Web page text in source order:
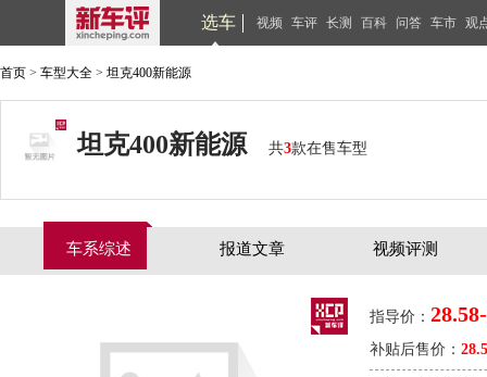
选车 视频 车评 长测 百科 问答 车市 观
首页 > 车型大全 > 坦克400新能源
坦克400新能源 共3款在售车型
车系综述 报道文章 视频评测
指导价：
补贴后售价：